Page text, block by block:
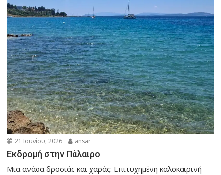
21 Ιουνίου, 2026 ansar
Εκδρομή στην Πάλαιρο
Μια ανάσα δροσιάς και χαράς: Επιτυχημένη καλοκαιρινή